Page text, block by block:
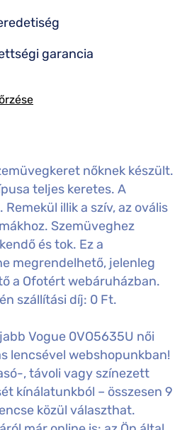
nőknek készült.
teljes keretes. A
illik a szív, az ovális
Szemüveghez
és tok. Ez a
megrendelhető, jelenleg
a Ofotért webáruházban.
szállítási díj: 0 Ft.
Vogue 0VO5635U női
lencsével webshopunkban!
, távoli vagy színezett
kínálatunkból – összesen 9
közül választhat.
garancia